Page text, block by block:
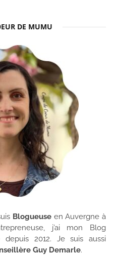
DE MUMU
Blogueuse en Auvergne à
j’ai mon Blog
2012. Je suis aussi
Guy Demarle.